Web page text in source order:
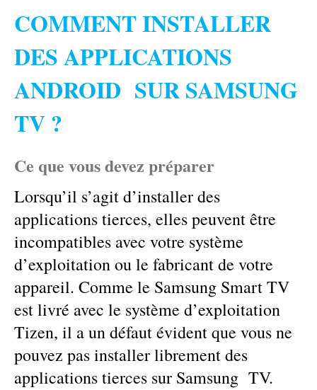
COMMENT INSTALLER
DES APPLICATIONS
ANDROID SUR SAMSUNG
TV ?
Ce que vous devez préparer
Lorsqu’il s’agit d’installer des
applications tierces, elles peuvent être
incompatibles avec votre système
d’exploitation ou le fabricant de votre
appareil. Comme le Samsung Smart TV
est livré avec le système d’exploitation
Tizen, il a un défaut évident que vous ne
pouvez pas installer librement des
applications tierces sur Samsung TV.